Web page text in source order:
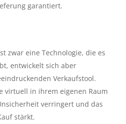
garantiert.
zwar eine Technologie, die es
entwickelt sich aber
Verkaufstool.
virtuell in ihrem eigenen Raum
verringert und das
stärkt.